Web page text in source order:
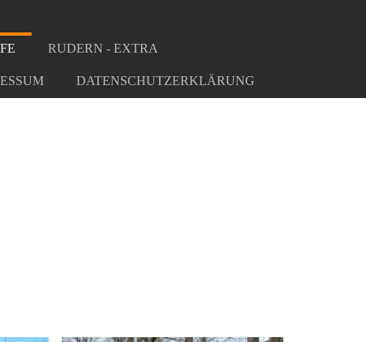
RUDERN - EXTRA
DATENSCHUTZERKLÄRUNG